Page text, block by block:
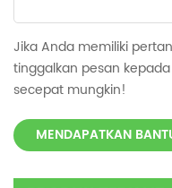
Jika Anda memiliki
tinggalkan pesan
secepat mungkin!
MENDAPATKAN